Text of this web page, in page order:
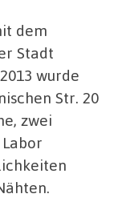
dem
Stadt
wurde
Str. 20
zwei